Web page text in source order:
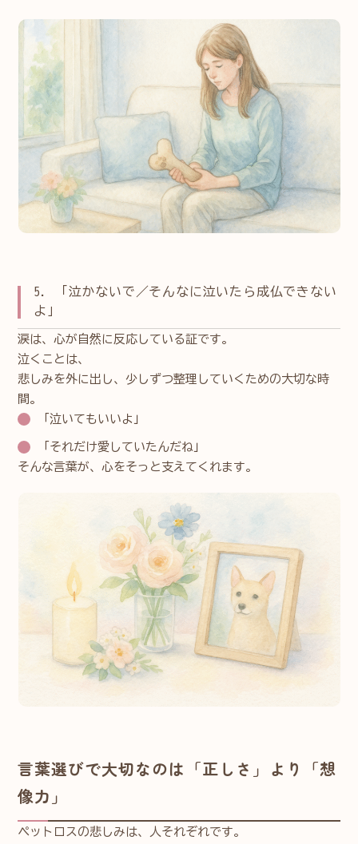
5. 「泣かないで／そんなに泣いたら成仏できない
よ」
涙は、心が自然に反応している証です。
泣くことは、
悲しみを外に出し、少しずつ整理していくための大切な時
間。
「泣いてもいいよ」
「それだけ愛していたんだね」
そんな言葉が、心をそっと支えてくれます。
言葉選びで大切なのは「正しさ」より「想
像力」
ペットロスの悲しみは、人それぞれです。